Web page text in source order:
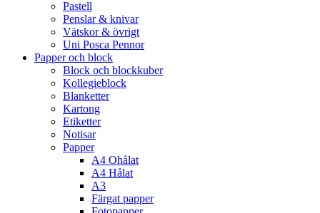
Pastell
Penslar & knivar
Vätskor & övrigt
Uni Posca Pennor
Papper och block
Block och blockkuber
Kollegieblock
Blanketter
Kartong
Etiketter
Notisar
Papper
A4 Ohålat
A4 Hålat
A3
Färgat papper